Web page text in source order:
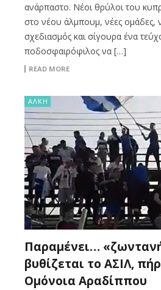
ανάρπαστο. Νέοι θρύλοι του
στο νέου άλμπουμ, νέες ομάδες,
σχεδιασμός και σίγουρα ένα
ποδοσφαιρόφιλος να […]
READ MORE
ΑΛΚΗ
Παραμένει…
βυθίζεται το ΑΣΙΛ,
Ομόνοια Αραδίππου